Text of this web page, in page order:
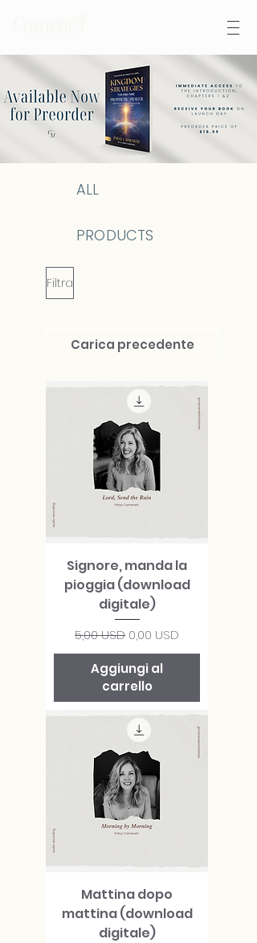
ALL
PRODUCTS
Filtra
Carica precedente
Signore, manda la
pioggia (download
digitale)
Prezzo regolare
5,00 USD Prezzo scontato
0,00 USD
Aggiungi al
carrello
Mattina dopo
mattina (download
digitale)